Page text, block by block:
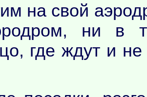
на свой
ни в
где ждут и